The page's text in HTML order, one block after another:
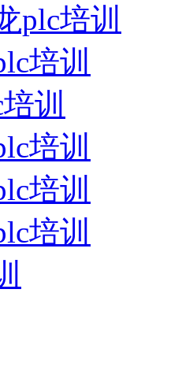
plc培训
培训
训
培训
培训
培训